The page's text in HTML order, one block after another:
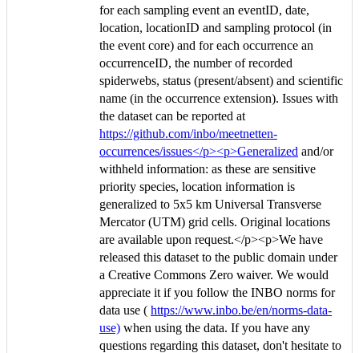
for each sampling event an eventID, date,
location, locationID and sampling protocol (in
the event core) and for each occurrence an
occurrenceID, the number of recorded
spiderwebs, status (present/absent) and scientific
name (in the occurrence extension). Issues with
the dataset can be reported at
https://github.com/inbo/meetnetten-
occurrences/issues</p><p>Generalized and/or
withheld information: as these are sensitive
priority species, location information is
generalized to 5x5 km Universal Transverse
Mercator (UTM) grid cells. Original locations
are available upon request.</p><p>We have
released this dataset to the public domain under
a Creative Commons Zero waiver. We would
appreciate it if you follow the INBO norms for
data use ( https://www.inbo.be/en/norms-data-
use) when using the data. If you have any
questions regarding this dataset, don't hesitate to